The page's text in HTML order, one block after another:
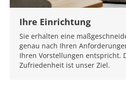
Ihre Einrichtung
Sie erhalten eine
genau nach Ihren
Ihren Vorstellungen entspricht.
Zufriedenheit ist unser Ziel.